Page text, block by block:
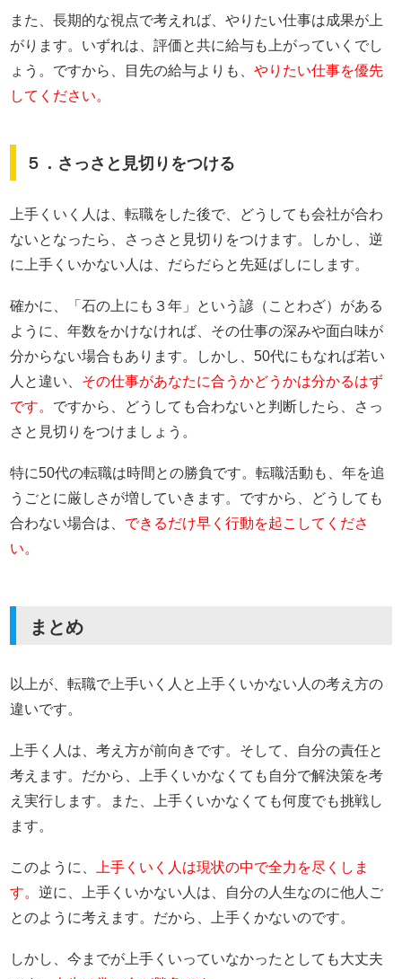
また、長期的な視点で考えれば、やりたい仕事は成果が上
がります。いずれは、評価と共に給与も上がっていくでし
ょう。ですから、目先の給与よりも、やりたい仕事を優先
してください。
５．さっさと見切りをつける
上手くいく人は、転職をした後で、どうしても会社が合わ
ないとなったら、さっさと見切りをつけます。しかし、逆
に上手くいかない人は、だらだらと先延ばしにします。
確かに、「石の上にも３年」という諺（ことわざ）がある
ように、年数をかけなければ、その仕事の深みや面白味が
分からない場合もあります。しかし、50代にもなれば若い
人と違い、 その仕事があなたに合うかどうかは分かるはず
です。 ですから、どうしても合わないと判断したら、さっ
さと見切りをつけましょう。
特に50代の転職は時間との勝負です。転職活動も、年を追
うごとに厳しさが増していきます。ですから、どうしても
合わない場合は、 できるだけ早く行動を起こしてくださ
い。
まとめ
以上が、転職で上手いく人と上手くいかない人の考え方の
違いです。
上手く人は、考え方が前向きです。そして、自分の責任と
考えます。だから、上手くいかなくても自分で解決策を考
え実行します。また、上手くいかなくても何度でも挑戦し
ます。
このように、上手くいく人は現状の中で全力を尽くしま
す。逆に、上手くいかない人は、自分の人生なのに他人ご
とのように考えます。だから、上手くかないのです。
しかし、今までが上手くいっていなかったとしても大丈夫